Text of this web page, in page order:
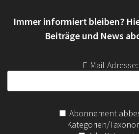
n
a
:
Immer informiert bleiben?
Beiträge und News
E-Mail-Adresse:
Abonnement
Kategorien/